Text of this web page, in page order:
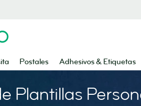
Postales Adhesivos & Etiquetas
Plantillas